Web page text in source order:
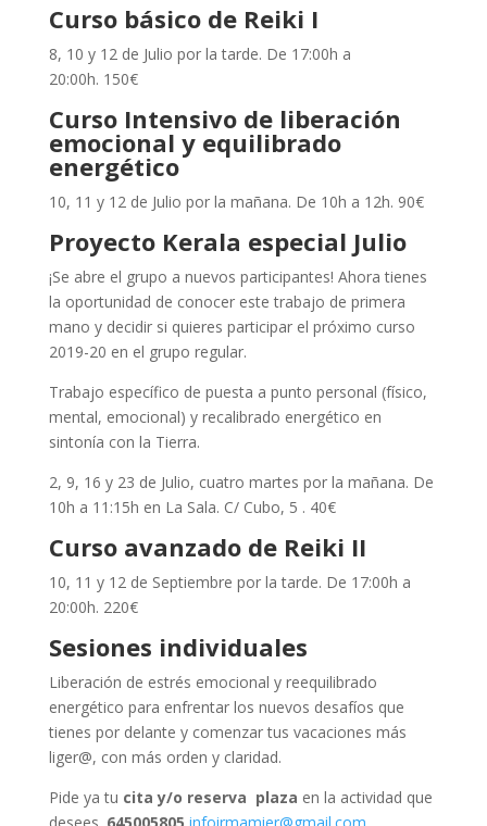
Curso básico de Reiki I
8, 10 y 12 de Julio por la tarde. De 17:00h a
20:00h. 150€
Curso Intensivo de liberación
emocional y equilibrado
energético
10, 11 y 12 de Julio por la mañana. De 10h a 12h. 90€
Proyecto Kerala especial Julio
¡Se abre el grupo a nuevos participantes! Ahora tienes
la oportunidad de conocer este trabajo de primera
mano y decidir si quieres participar el próximo curso
2019-20 en el grupo regular.
Trabajo específico de puesta a punto personal (físico,
mental, emocional) y recalibrado energético en
sintonía con la Tierra.
2, 9, 16 y 23 de Julio, cuatro martes por la mañana. De
10h a 11:15h en La Sala. C/ Cubo, 5 . 40€
Curso avanzado de Reiki II
10, 11 y 12 de Septiembre por la tarde. De 17:00h a
20:00h. 220€
Sesiones individuales
Liberación de estrés emocional y reequilibrado
energético para enfrentar los nuevos desafíos que
tienes por delante y comenzar tus vacaciones más
liger@, con más orden y claridad.
Pide ya tu cita y/o reserva plaza en la actividad que